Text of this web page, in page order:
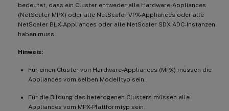
bedeutet, dass ein Cluster entweder alle Hardware-Appliances
(NetScaler MPX) oder alle NetScaler VPX-Appliances oder alle
NetScaler BLX-Appliances oder alle NetScaler SDX ADC-Instanzen
haben muss.
Hinweis:
Für einen Cluster von Hardware-Appliances (MPX) müssen die
Appliances vom selben Modelltyp sein.
Für die Bildung des heterogenen Clusters müssen alle
Appliances vom MPX-Plattformtyp sein.